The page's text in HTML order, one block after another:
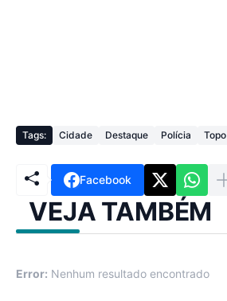
Tags: Cidade Destaque Polícia Topo
Facebook
VEJA TAMBÉM
Error: Nenhum resultado encontrado